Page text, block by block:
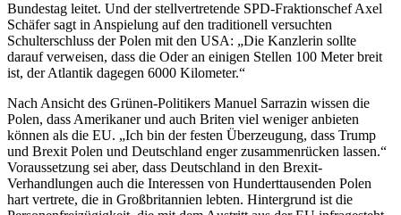
Bundestag leitet. Und der stellvertretende SPD-Fraktionschef Axel
Schäfer sagt in Anspielung auf den traditionell versuchten
Schulterschluss der Polen mit den USA: „Die Kanzlerin sollte
darauf verweisen, dass die Oder an einigen Stellen 100 Meter breit
ist, der Atlantik dagegen 6000 Kilometer.“
Nach Ansicht des Grünen-Politikers Manuel Sarrazin wissen die
Polen, dass Amerikaner und auch Briten viel weniger anbieten
können als die EU. „Ich bin der festen Überzeugung, dass Trump
und Brexit Polen und Deutschland enger zusammenrücken lassen.“
Voraussetzung sei aber, dass Deutschland in den Brexit-
Verhandlungen auch die Interessen von Hunderttausenden Polen
hart vertrete, die in Großbritannien lebten. Hintergrund ist die